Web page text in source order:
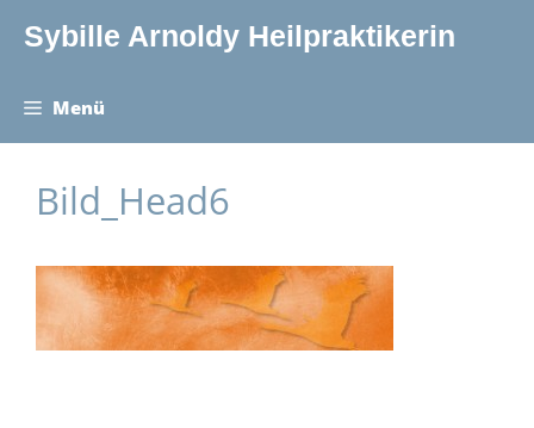
InhaltSybille Arnoldy Heilpraktikerin
Menü
Bild_Head6